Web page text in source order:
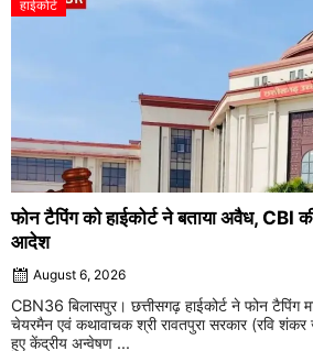
हाईकोर्ट
फोन टैपिंग को हाईकोर्ट ने बताया अवैध, CBI
आदेश
August 6, 2026
CBN36 बिलासपुर। छत्तीसगढ़ हाईकोर्ट ने फोन टैपिंग
चेयरमैन एवं कथावाचक श्री रावतपुरा सरकार (रवि शंकर
हुए केंद्रीय अन्वेषण ...